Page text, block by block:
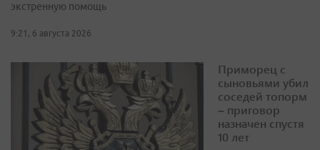
экстренную помощь
9:21, 6 августа 2026
Приморец с
сыновьями убил
соседей топорм
– приговор
назначен спустя
10 лет